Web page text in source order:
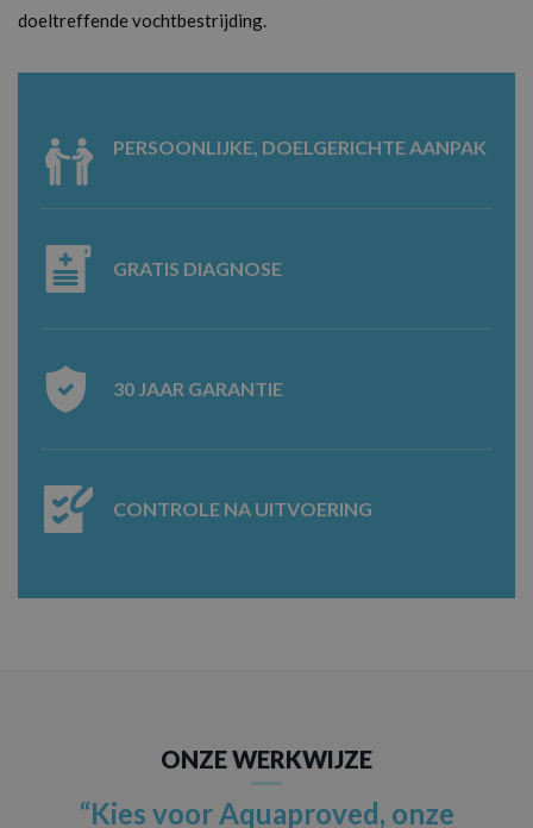
doeltreffende vochtbestrijding.
PERSOONLIJKE, DOELGERICHTE AANPAK
GRATIS DIAGNOSE
30 JAAR GARANTIE
CONTROLE NA UITVOERING
ONZE WERKWIJZE
“Kies voor Aquaproved, onze